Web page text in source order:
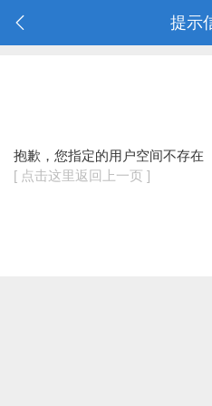
提示
抱歉，您指定的用户空间不存在
[ 点击这里返回上一页 ]